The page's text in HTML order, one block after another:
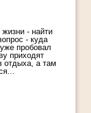
- найти
- куда
пробовал
приходят
отдыха, а там